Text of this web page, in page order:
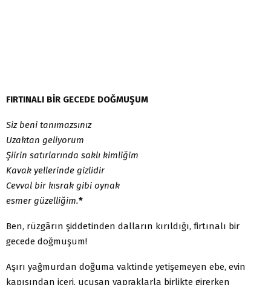
FIRTINALI BİR GECEDE DOĞMUŞUM
Siz beni tanımazsınız
Uzaktan geliyorum
Şiirin satırlarında saklı kimliğim
Kavak yellerinde gizlidir
Cevval bir kısrak gibi oynak
esmer güzelliğim.*
Ben, rüzgârın şiddetinden dalların kırıldığı, firtınalı bir
gecede doğmuşum!
Aşırı yağmurdan doğuma vaktinde yetişemeyen ebe, evin
kapısından içeri, uçuşan yapraklarla birlikte girerken